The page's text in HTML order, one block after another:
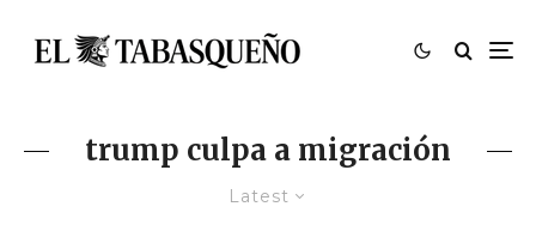
trump culpa a migración
Latest